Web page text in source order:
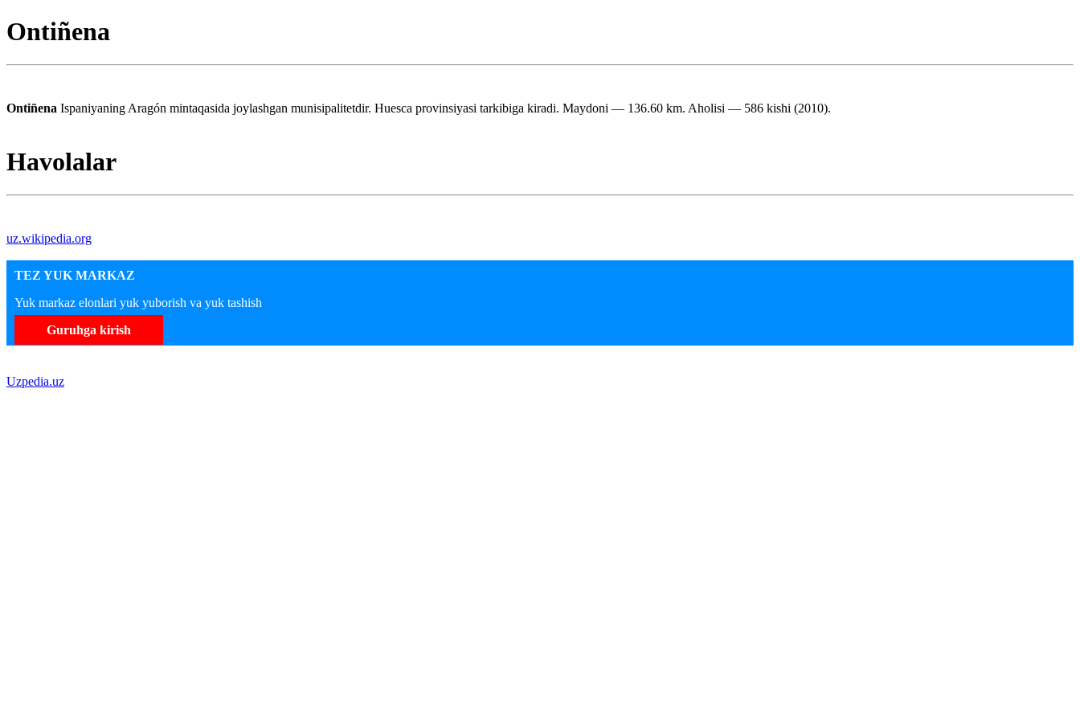
Ontiñena
Ontiñena Ispaniyaning Aragón mintaqasida joylashgan munisipalitetdir. Huesca provinsiyasi tarkibiga kiradi. Maydoni — 136.60 km. Aholisi — 586 kishi (2010).
Havolalar
uz.wikipedia.org
TEZ YUK MARKAZ
Yuk markaz elonlari yuk yuborish va yuk tashish
Guruhga kirish
Uzpedia.uz